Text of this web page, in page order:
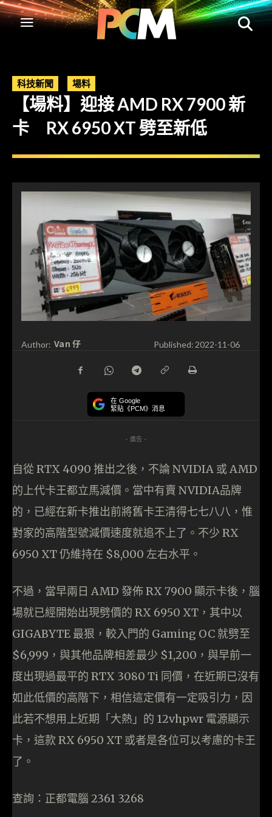
科技新聞 場料
【場料】迎接 AMD RX 7900 新
卡 RX 6950 XT 劈至新低
Author: Van 仔 Published: 2022-11-06
在 Google
緊貼《PCM》消息
- 廣告 -
自從 RTX 4090 推出之後，不論 NVIDIA 或 AMD
的上代卡王都立馬減價。當中有賣 NVIDIA品牌
的，已經在新卡推出前將舊卡王清得七七八八，惟
對家的高階型號減價速度就追不上了。不少 RX
6950 XT 仍維持在 $8,000 左右水平。
不過，當早兩日 AMD 發佈 RX 7900 顯示卡後，腦
場就已經開始出現劈價的 RX 6950 XT，其中以
GIGABYTE 最狠，較入門的 Gaming OC 就劈至
$6,999，與其他品牌相差最少 $1,200，與早前一
度出現過最平的 RTX 3080 Ti 同價，在近期已沒有
如此低價的高階下，相信這定價有一定吸引力，因
此若不想用上近期「大熱」的 12vhpwr 電源顯示
卡，這款 RX 6950 XT 或者是各位可以考慮的卡王
了。
查詢：正都電腦 2361 3268